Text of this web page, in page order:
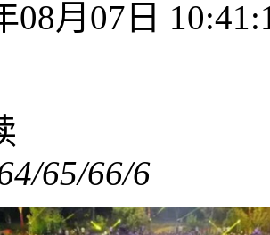
08月07日
4/65/66/6